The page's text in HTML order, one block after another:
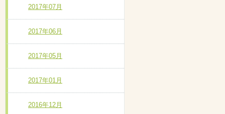
2017年07月
2017年06月
2017年05月
2017年01月
2016年12月